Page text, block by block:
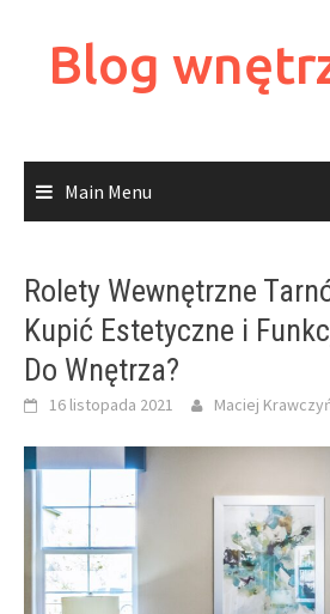
contentBlog
Main Menu
Rolety Wewnętrzne
Kupić Estetyczne i
Do Wnętrza?
16 listopada 2021 Maciej